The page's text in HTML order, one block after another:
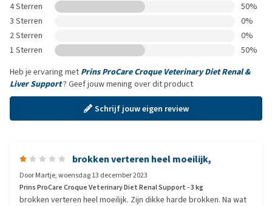
4 Sterren
50%
3 Sterren
0%
2 Sterren
0%
1 Sterren
50%
Heb je ervaring met Prins ProCare Croque Veterinary Diet Renal &
Liver Support? Geef jouw mening over dit product
Schrijf jouw eigen review
brokken verteren heel moeilijk,
DoorMartje,woensdag 13 december 2023
Prins ProCare Croque Veterinary Diet Renal Support - 3 kg
brokken verteren heel moeilijk. Zijn dikke harde brokken. Na wat